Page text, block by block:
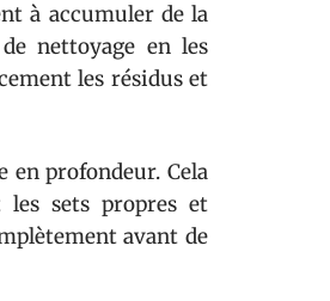
à accumuler de la
nettoyage en les
les résidus et
en profondeur. Cela
les sets propres et
avant de